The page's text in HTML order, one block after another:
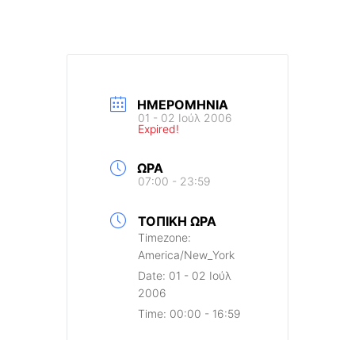
ΗΜΕΡΟΜΗΝΊΑ
01 - 02 Ιούλ 2006
Expired!
ΏΡΑ
07:00 - 23:59
ΤΟΠΙΚΉ ΏΡΑ
Timezone:
America/New_York
Date: 01 - 02 Ιούλ
2006
Time: 00:00 - 16:59